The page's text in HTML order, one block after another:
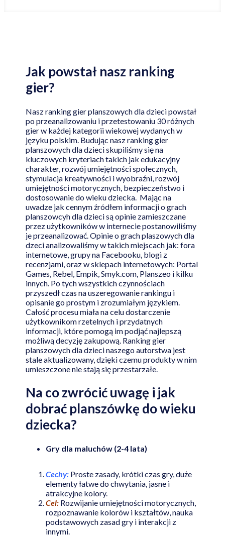
Jak powstał nasz ranking
gier?
Nasz ranking gier planszowych dla dzieci powstał
po przeanalizowaniu i przetestowaniu 30 różnych
gier w każdej kategorii wiekowej wydanych w
języku polskim. Budując nasz ranking gier
planszowych dla dzieci skupiliśmy się na
kluczowych kryteriach takich jak edukacyjny
charakter, rozwój umiejętności społecznych,
stymulacja kreatywności i wyobraźni, rozwój
umiejętności motorycznych, bezpieczeństwo i
dostosowanie do wieku dziecka. Mając na
uwadze jak cennym źródłem informacji o grach
planszowcyh dla dzieci są opinie zamieszczane
przez użytkowników w internecie postanowiliśmy
je przeanalizować. Opinie o grach plaszowych dla
dzeci analizowaliśmy w takich miejscach jak: fora
internetowe, grupy na Facebooku, blogi z
recenzjami, oraz w sklepach internetowych: Portal
Games, Rebel, Empik, Smyk.com, Planszeo i kilku
innych. Po tych wszystkich czynnościach
przyszedł czas na uszeregowanie rankingu i
opisanie go prostym i zrozumiałym językiem.
Całość procesu miała na celu dostarczenie
użytkownikom rzetelnych i przydatnych
informacji, które pomogą im podjąć najlepszą
możliwą decyzję zakupową. Ranking gier
planszowych dla dzieci naszego autorstwa jest
stale aktualizowany, dzięki czemu produkty w nim
umieszczone nie stają się przestarzałe.
Na co zwrócić uwagę i jak
dobrać planszówkę do wieku
dziecka?
Gry dla maluchów (2-4 lata)
Cechy: Proste zasady, krótki czas gry, duże
elementy łatwe do chwytania, jasne i
atrakcyjne kolory.
Cel: Rozwijanie umiejętności motorycznych,
rozpoznawanie kolorów i kształtów, nauka
podstawowych zasad gry i interakcji z
innymi.